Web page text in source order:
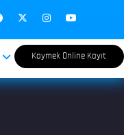
Kaymek Online Kayıt